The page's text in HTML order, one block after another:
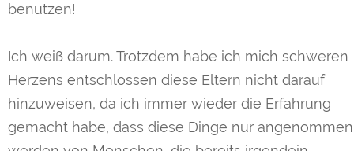
benutzen!
Ich weiß darum. Trotzdem habe ich mich schweren
Herzens entschlossen diese Eltern nicht darauf
hinzuweisen, da ich immer wieder die Erfahrung
gemacht habe, dass diese Dinge nur angenommen